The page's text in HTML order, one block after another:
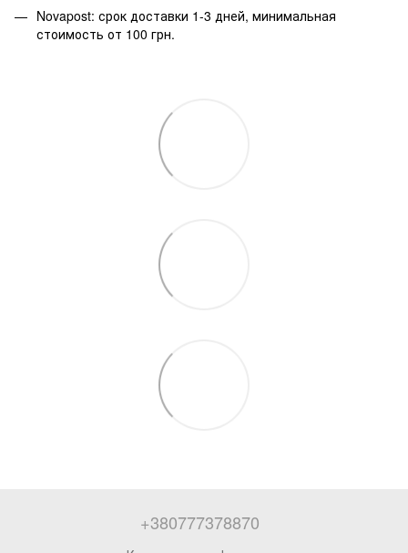
Novapost: срок доставки 1-3 дней, минимальная
стоимость от 100 грн.
+380777378870